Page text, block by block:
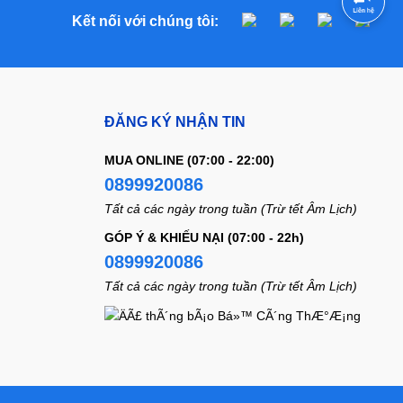
Kết nối với chúng tôi:
ĐĂNG KÝ NHẬN TIN
MUA ONLINE (07:00 - 22:00)
0899920086
Tất cả các ngày trong tuần (Trừ tết Âm Lịch)
GÓP Ý & KHIẾU NẠI (07:00 - 22h)
0899920086
Tất cả các ngày trong tuần (Trừ tết Âm Lịch)